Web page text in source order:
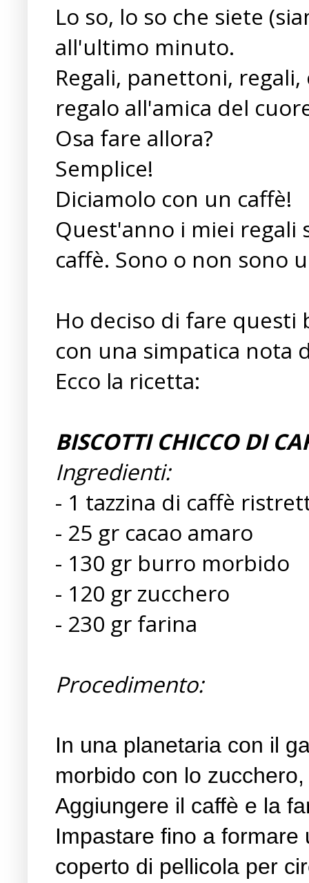
Lo so, lo so che siete
all'ultimo minuto.
Regali, panettoni,
regalo all'amica del
Osa fare allora?
Semplice!
Diciamolo con un caffè!
Quest'anno i miei regali
caffè. Sono o non sono
Ho deciso di fare questi
con una simpatica nota
Ecco la ricetta:
BISCOTTI CHICCO DI
Ingredienti:
- 1 tazzina di caffè
- 25 gr cacao amaro
- 130 gr burro morbido
- 120 gr zucchero
- 230 gr farina
Procedimento:
In una planetaria con il
morbido con lo
Aggiungere il caffè e la
Impastare fino a
coperto di pellicola per